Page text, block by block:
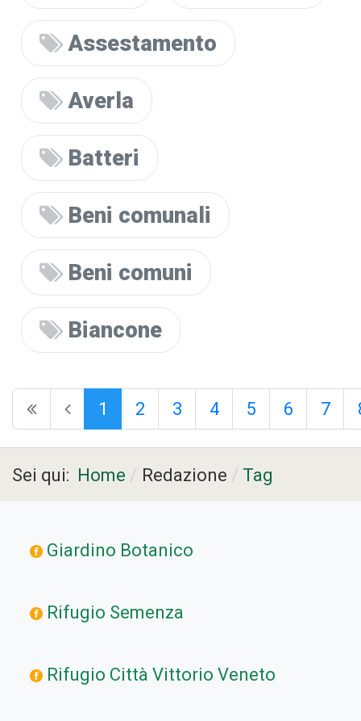
Assestamento
Averla
Batteri
Beni comunali
Beni comuni
Biancone
Pagina 1 di 11
1 2 3 4 5 6 7
Sei qui: Home Redazione Tag
Giardino Botanico
Rifugio Semenza
Rifugio Città Vittorio Veneto